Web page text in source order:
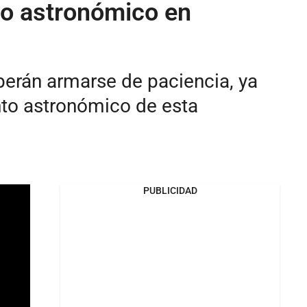
astronómico en
armarse de paciencia, ya
astronómico de esta
PUBLICIDAD